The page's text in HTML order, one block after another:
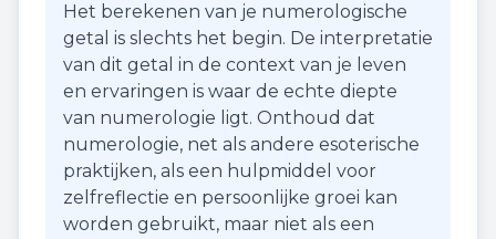
Het berekenen van je numerologische
getal is slechts het begin. De interpretatie
van dit getal in de context van je leven
en ervaringen is waar de echte diepte
van numerologie ligt. Onthoud dat
numerologie, net als andere esoterische
praktijken, als een hulpmiddel voor
zelfreflectie en persoonlijke groei kan
worden gebruikt, maar niet als een